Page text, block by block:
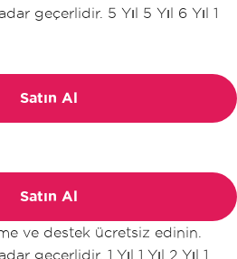
geçerlidir. 5 Yıl 5 Yıl 6 Yıl 1
Satın Al
Satın Al
ve destek ücretsiz edinin.
geçerlidir. 1 Yıl 1 Yıl 2 Yıl 1